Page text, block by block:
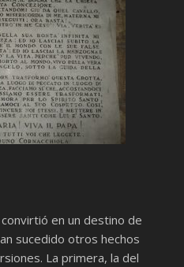
en un destino de
sucedido otros hechos
La primera, la del